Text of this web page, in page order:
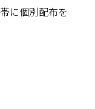
に個別配布を